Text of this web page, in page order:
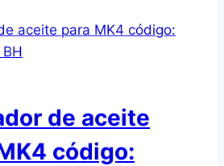
de aceite
código: